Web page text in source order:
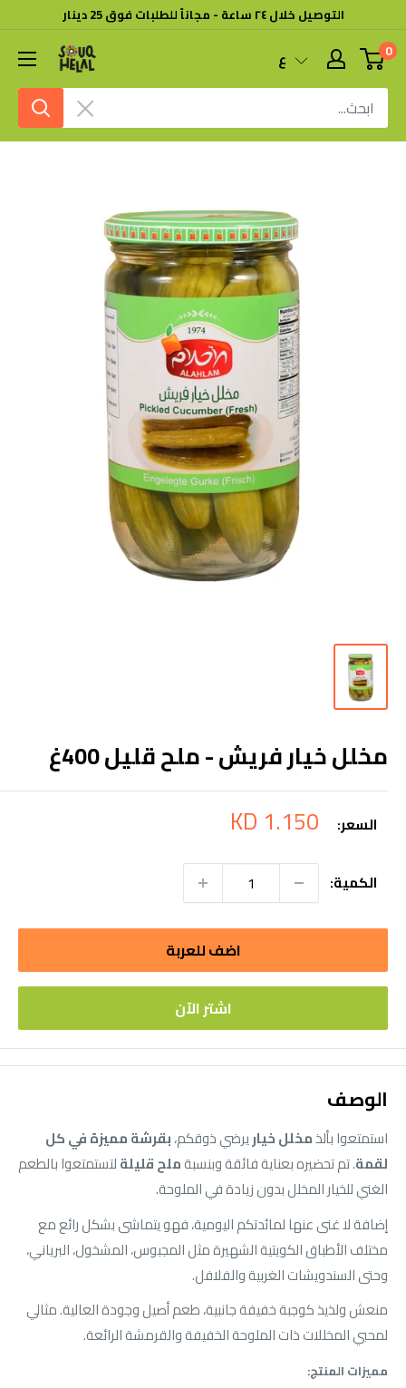
الى
المحتوى
التوصيل خلال ٢٤ ساعة - مجاناً للطلبات فوق 25 دينار
سوق
هلال
امسح
ع 0
مخلل خيار فريش - ملح قليل 400غ
السعر: سعر
التخفيض
1.150 KD
الكمية:
اضف للعربة
اشتر الآن
الوصف
استمتعوا بألذمخلل خياريرضي ذوقكم،بقرشة مميزة في كل
لقمة. تم تحضيره بعناية فائقة وبنسبةملح قليلةلتستمتعوا بالطعم
الغني للخيار المخلل بدون زيادة في الملوحة.
إضافة لا غنى عنها لمائدتكم اليومية، فهو يتماشى بشكل رائع مع
مختلف الأطباق الكويتية الشهيرة مثل المجبوس، المشخول، البرياني،
وحتى السندويشات الغربية والفلافل.
منعش ولذيذ كوجبة خفيفة جانبية، طعم أصيل وجودة العالية. مثالي
لمحبي المخللات ذات الملوحة الخفيفة والقرمشة الرائعة.
مميزات المنتج: